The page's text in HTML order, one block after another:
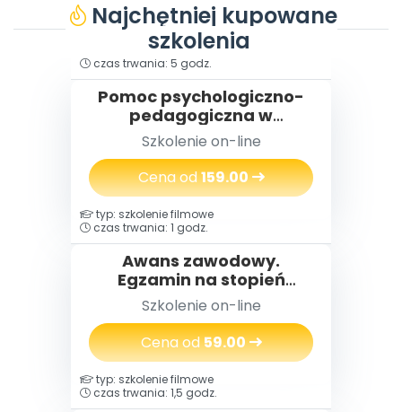
Najchętniej kupowane
szkolenia
typ: szkolenie filmowe
czas trwania: 5 godz.
Pomoc psychologiczno-
pedagogiczna w
przedszkolu
Szkolenie on-line
Cena od159.00
typ: szkolenie filmowe
czas trwania: 1 godz.
Awans zawodowy.
Egzamin na stopień
nauczyciela
mianowanego w praktyce
Szkolenie on-line
Cena od59.00
typ: szkolenie filmowe
czas trwania: 1,5 godz.